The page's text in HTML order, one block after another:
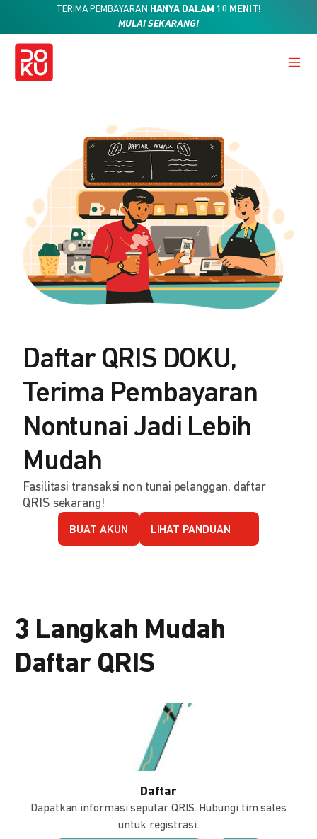
TERIMA PEMBAYARAN HANYA DALAM 10 MENIT!
MULAI SEKARANG!
Daftar QRIS DOKU,
Terima Pembayaran
Nontunai Jadi Lebih
Mudah
Fasilitasi transaksi non tunai pelanggan, daftar
QRIS sekarang!
BUAT AKUN LIHAT PANDUAN
3 Langkah Mudah
Daftar QRIS
Daftar
Dapatkan informasi seputar QRIS. Hubungi tim sales
untuk registrasi.